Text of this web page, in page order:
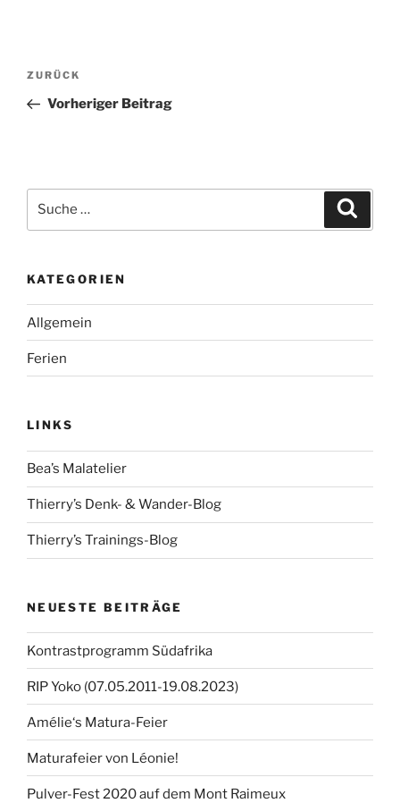
Beitragsnavigation
Vorheriger
Beitrag
ZURÜCK
Vorheriger Beitrag
nach:
KATEGORIEN
Allgemein
Ferien
LINKS
Bea’s Malatelier
Thierry’s Denk- & Wander-Blog
Thierry’s Trainings-Blog
NEUESTE BEITRÄGE
Kontrastprogramm Südafrika
RIP Yoko (07.05.2011-19.08.2023)
Amélie‘s Matura-Feier
Maturafeier von Léonie!
Pulver-Fest 2020 auf dem Mont Raimeux